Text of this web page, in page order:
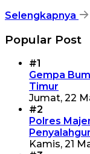
Selengkapnya
Popular Post
#1
Gempa
Timur
Jumat, 22
#2
Polres
Kamis, 21